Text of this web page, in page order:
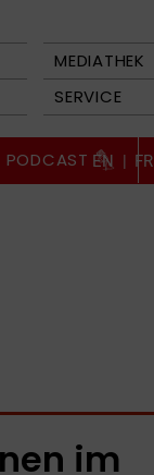
MEDIATHEK
SERVICE
PODCAST EN | FR
im